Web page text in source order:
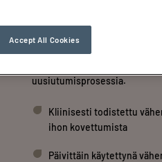
Psoriasis Cream
ihon pinnalta ja vähentää
yhdistelmä kosteuttaa ihoa
ihon kuivumista. Voiteen
tulehdusta, helpottaa
uusiutumisprosessia.
Kliinisesti todistettu
ihon kovettumista
Päivittäin käytettynä
Accept All Cookies